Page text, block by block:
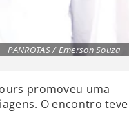
PANROTAS / Emerson Souza
promoveu uma
O encontro teve